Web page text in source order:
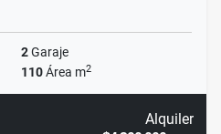
2Garaje
110Área m2
Alquiler